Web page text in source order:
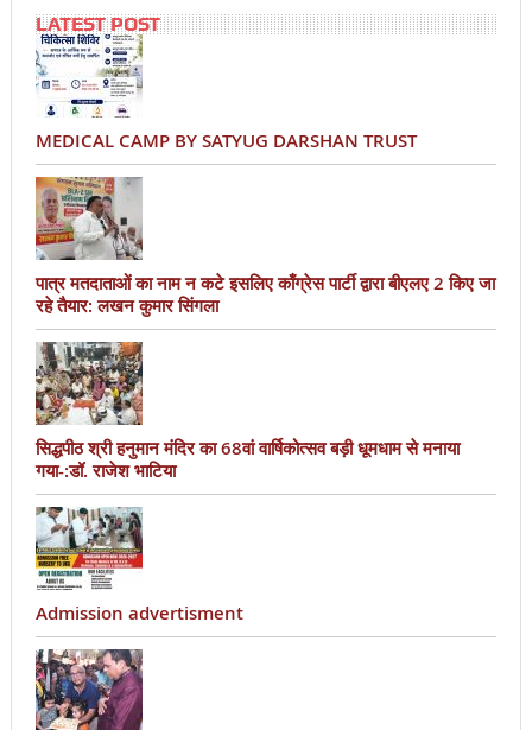
LATEST POST
MEDICAL CAMP BY SATYUG DARSHAN TRUST
पात्र मतदाताओं का नाम न कटे इसलिए काँग्रेस पार्टी द्वारा बीएलए 2 किए जा
रहे तैयार: लखन कुमार सिंगला
सिद्धपीठ श्री हनुमान मंदिर का 68वां वार्षिकोत्सव बड़ी धूमधाम से मनाया
गया-:डॉ. राजेश भाटिया
Admission advertisment